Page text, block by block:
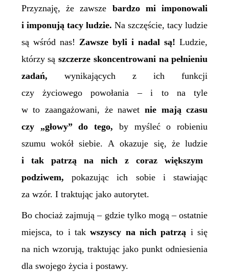
Przyznaję, że zawsze bardzo mi imponowali
i imponują tacy ludzie.Na szczęście, tacy ludzie
są wśród nas! Zawsze byli i nadal są!Ludzie,
którzy sąszczerze skoncentrowani na pełnieniu
zadań, wynikających z ich funkcji
czy życiowego powołania – i to na tyle
w to zaangażowani, że nawet nie mają czasu
czy „głowy” do tego, by myśleć o robieniu
szumu wokół siebie. A okazuje się, że ludzie
i tak patrzą na nich z coraz większym
podziwem,pokazując ich sobie i stawiając
za wzór. I traktując jako autorytet.
Bo chociaż zajmują – gdzie tylko mogą – ostatnie
miejsca, to i takwszyscy na nich patrzą i się
na nich wzorują, traktując jako punkt odniesienia
dla swojego życia i postawy.